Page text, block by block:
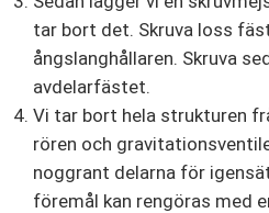
tar bort det. Skruva loss
ångslanghållaren. Skruva
avdelarfästet.
Vi tar bort hela strukturen
rören och
noggrant delarna för
föremål kan rengöras med